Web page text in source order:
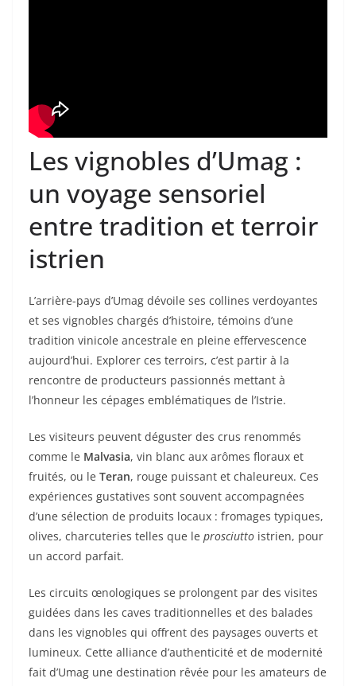
Les vignobles d’Umag :
un voyage sensoriel
entre tradition et terroir
istrien
L’arrière-pays d’Umag dévoile ses collines verdoyantes
et ses vignobles chargés d’histoire, témoins d’une
tradition vinicole ancestrale en pleine effervescence
aujourd’hui. Explorer ces terroirs, c’est partir à la
rencontre de producteurs passionnés mettant à
l’honneur les cépages emblématiques de l’Istrie.
Les visiteurs peuvent déguster des crus renommés
comme le Malvasia, vin blanc aux arômes floraux et
fruités, ou le Teran, rouge puissant et chaleureux. Ces
expériences gustatives sont souvent accompagnées
d’une sélection de produits locaux : fromages typiques,
olives, charcuteries telles que le prosciutto istrien, pour
un accord parfait.
Les circuits œnologiques se prolongent par des visites
guidées dans les caves traditionnelles et des balades
dans les vignobles qui offrent des paysages ouverts et
lumineux. Cette alliance d’authenticité et de modernité
fait d’Umag une destination rêvée pour les amateurs de